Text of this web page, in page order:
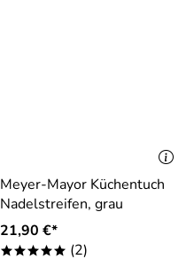
Meyer-Mayor Küchentuch
Nadelstreifen, grau
21,90 €*
***** (2)